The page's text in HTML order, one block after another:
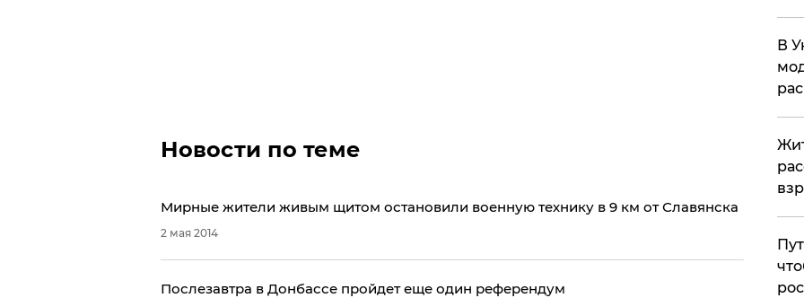
Новости по теме
Мирные жители живым щитом остановили военную технику в 9 км от Славянска
2 мая 2014
Послезавтра в Донбассе пройдет еще один референдум
В